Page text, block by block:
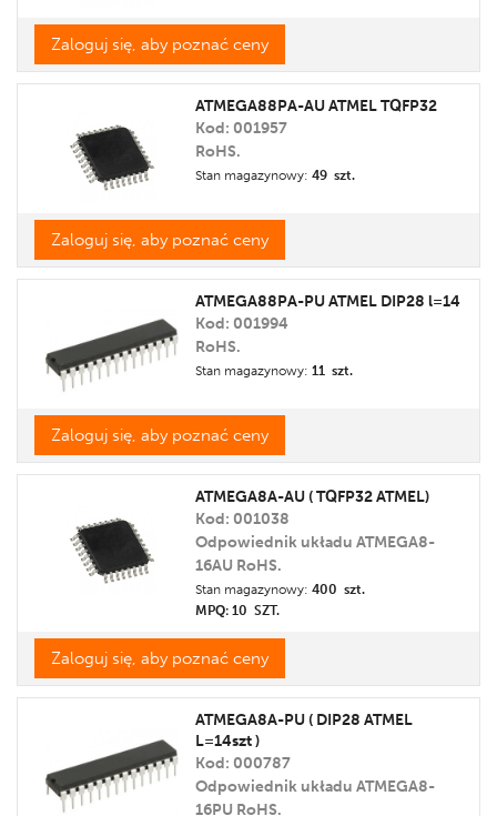
Zaloguj się, aby poznać ceny
ATMEGA88PA-AU ATMEL TQFP32
Kod: 001957
RoHS.
Stan magazynowy: 49 szt.
Zaloguj się, aby poznać ceny
ATMEGA88PA-PU ATMEL DIP28 l=14
Kod: 001994
RoHS.
Stan magazynowy: 11 szt.
Zaloguj się, aby poznać ceny
ATMEGA8A-AU ( TQFP32 ATMEL)
Kod: 001038
Odpowiednik układu ATMEGA8-
16AU RoHS.
Stan magazynowy: 400 szt.
MPQ: 10 SZT.
Zaloguj się, aby poznać ceny
ATMEGA8A-PU ( DIP28 ATMEL
L=14szt )
Kod: 000787
Odpowiednik układu ATMEGA8-
16PU RoHS.